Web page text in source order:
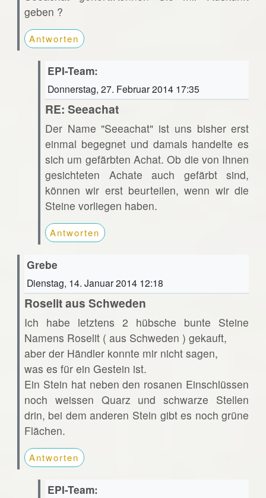
geben ?
Antworten
EPI-Team:
Donnerstag, 27. Februar 2014 17:35
RE: Seeachat
Der Name "Seeachat" ist uns bisher erst
einmal begegnet und damals handelte es
sich um gefärbten Achat. Ob die von Ihnen
gesichteten Achate auch gefärbt sind,
können wir erst beurteilen, wenn wir die
Steine vorliegen haben.
Antworten
Grebe
Dienstag, 14. Januar 2014 12:18
Roselit aus Schweden
Ich habe letztens 2 hübsche bunte Steine
Namens Roselit ( aus Schweden ) gekauft,
aber der Händler konnte mir nicht sagen,
was es für ein Gestein ist.
Ein Stein hat neben den rosanen Einschlüssen
noch weissen Quarz und schwarze Stellen
drin, bei dem anderen Stein gibt es noch grüne
Flächen.
Antworten
EPI-Team: